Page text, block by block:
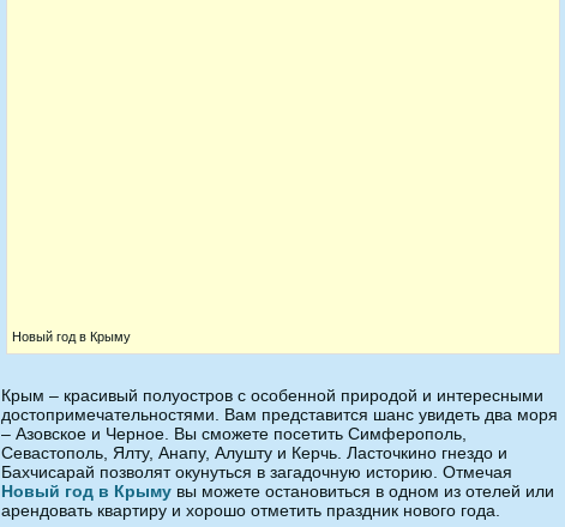
Новый год в Крыму
Крым – красивый полуостров с особенной природой и интересными
достопримечательностями. Вам представится шанс увидеть два моря
– Азовское и Черное. Вы сможете посетить Симферополь,
Севастополь, Ялту, Анапу, Алушту и Керчь. Ласточкино гнездо и
Бахчисарай позволят окунуться в загадочную историю. Отмечая
Новый год в Крыму вы можете остановиться в одном из отелей или
арендовать квартиру и хорошо отметить праздник нового года.